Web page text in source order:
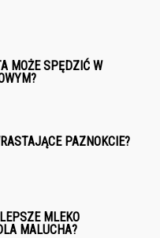
MOŻE SPĘDZIĆ W
PAZNOKCIE?
MLEKO
MALUCHA?